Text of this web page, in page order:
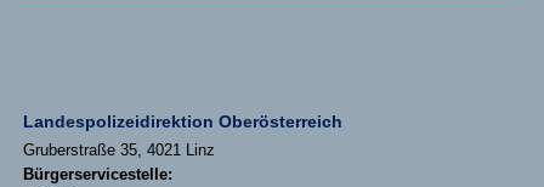
Landespolizeidirektion Oberösterreich
Gruberstraße 35, 4021 Linz
Bürgerservicestelle: